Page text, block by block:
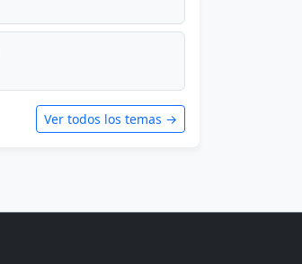
Ver todos los temas →